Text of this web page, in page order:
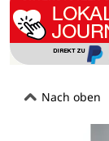
Nach oben